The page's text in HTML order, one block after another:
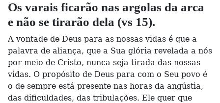
Os varais ficarão nas argolas da arca
e não se tirarão dela (vs 15).
A vontade de Deus para as nossas vidas é que a
palavra de aliança, que a Sua glória revelada a nós
por meio de Cristo, nunca seja tirada das nossas
vidas. O propósito de Deus para com o Seu povo é
o de sempre está presente nas horas da angústia,
das dificuldades, das tribulações. Ele quer que